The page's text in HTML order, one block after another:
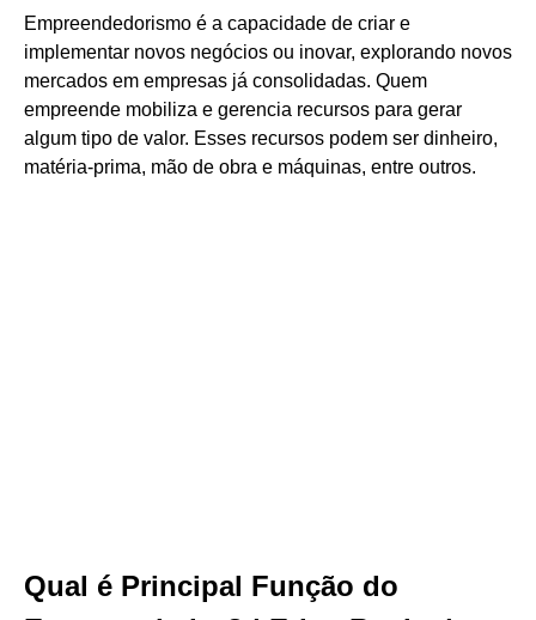
Empreendedorismo é a capacidade de criar e
implementar novos negócios ou inovar, explorando novos
mercados em empresas já consolidadas. Quem
empreende mobiliza e gerencia recursos para gerar
algum tipo de valor. Esses recursos podem ser dinheiro,
matéria-prima, mão de obra e máquinas, entre outros.
Qual é Principal Função do